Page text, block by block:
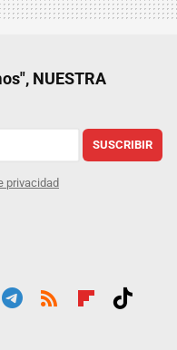
NUESTRA
SUSCRIBIR
privacidad